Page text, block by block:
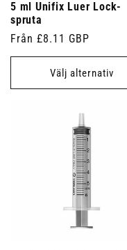
5 ml Unifix Luer Lock-
spruta
Ordinarie
pris
Från £8.11 GBP
Välj alternativ